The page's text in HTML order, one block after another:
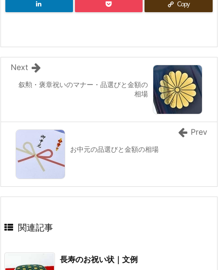
Copy
叙勲・褒章祝いのマナー・品選びと金額の
相場
Next
お中元の品選びと金額の相場
Prev
関連記事
長寿のお祝い状｜文例